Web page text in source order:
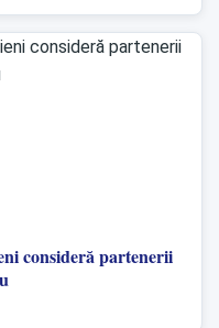
consideră partenerii